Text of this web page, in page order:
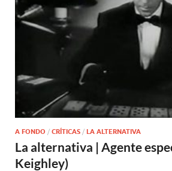
A FONDO / CRÍTICAS / LA ALTERNATIVA
La alternativa | Agente
Keighley)